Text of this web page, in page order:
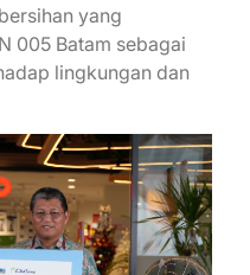
yang
005 Batam sebagai
lingkungan dan